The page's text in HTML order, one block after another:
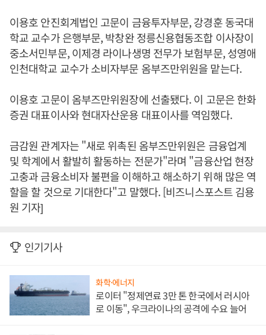
이용호 안진회계법인 고문이 금융투자부문, 강경훈 동국대
학교 교수가 은행부문, 박창완 정릉신용협동조합 이사장이
중소서민부문, 이제경 라이나생명 전무가 보험부문, 성영애
인천대학교 교수가 소비자부문 옴부즈만위원을 맡는다.
이용호 고문이 옴부즈만위원장에 선출됐다. 이 고문은 한화
증권 대표이사와 현대자산운용 대표이사를 역임했다.
금감원 관계자는 "새로 위촉된 옴부즈만위원은 금융업계
및 학계에서 활발히 활동하는 전문가"라며 "금융산업 현장
고충과 금융소비자 불편을 이해하고 해소하기 위해 많은 역
할을 할 것으로 기대한다"고 말했다. [비즈니스포스트 김용
원 기자]
인기기사
화학·에너지
로이터 "정제연료 3만 톤 한국에서 러시아
로 이동", 우크라이나의 공격에 수요 늘어